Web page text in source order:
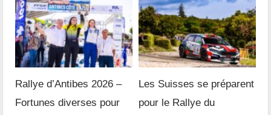
Rallye d’Antibes 2026 –
Fortunes diverses pour
Les Suisses se préparent
pour le Rallye du